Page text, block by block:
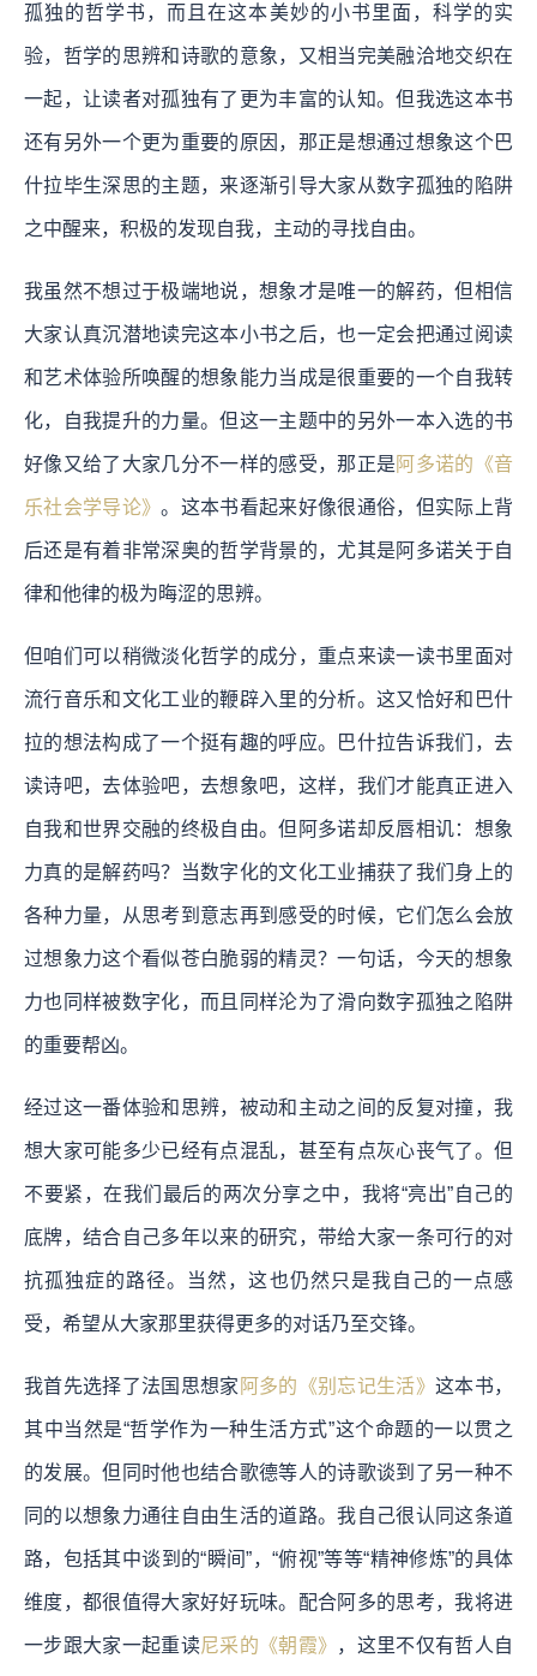
孤独的哲学书，而且在这本美妙的小书里面，科学的实
验，哲学的思辨和诗歌的意象，又相当完美融洽地交织在
一起，让读者对孤独有了更为丰富的认知。但我选这本书
还有另外一个更为重要的原因，那正是想通过想象这个巴
什拉毕生深思的主题，来逐渐引导大家从数字孤独的陷阱
之中醒来，积极的发现自我，主动的寻找自由。
我虽然不想过于极端地说，想象才是唯一的解药，但相信
大家认真沉潜地读完这本小书之后，也一定会把通过阅读
和艺术体验所唤醒的想象能力当成是很重要的一个自我转
化，自我提升的力量。但这一主题中的另外一本入选的书
好像又给了大家几分不一样的感受，那正是 阿多诺的《音
乐社会学导论》。这本书看起来好像很通俗，但实际上背
后还是有着非常深奥的哲学背景的，尤其是阿多诺关于自
律和他律的极为晦涩的思辨。
但咱们可以稍微淡化哲学的成分，重点来读一读书里面对
流行音乐和文化工业的鞭辟入里的分析。这又恰好和巴什
拉的想法构成了一个挺有趣的呼应。巴什拉告诉我们，去
读诗吧，去体验吧，去想象吧，这样，我们才能真正进入
自我和世界交融的终极自由。但阿多诺却反唇相讥：想象
力真的是解药吗？当数字化的文化工业捕获了我们身上的
各种力量，从思考到意志再到感受的时候，它们怎么会放
过想象力这个看似苍白脆弱的精灵？一句话，今天的想象
力也同样被数字化，而且同样沦为了滑向数字孤独之陷阱
的重要帮凶。
经过这一番体验和思辨，被动和主动之间的反复对撞，我
想大家可能多少已经有点混乱，甚至有点灰心丧气了。但
不要紧，在我们最后的两次分享之中，我将“亮出”自己的
底牌，结合自己多年以来的研究，带给大家一条可行的对
抗孤独症的路径。 当然，这也仍然只是我自己的一点感
受，希望从大家那里获得更多的对话乃至交锋。
我首先选择了法国思想家 阿多的《别忘记生活》这本书，
其中当然是“哲学作为一种生活方式”这个命题的一以贯之
的发展。但同时他也结合歌德等人的诗歌谈到了另一种不
同的以想象力通往自由生活的道路。我自己很认同这条道
路，包括其中谈到的“瞬间”，“俯视”等等“精神修炼”的具体
维度，都很值得大家好好玩味。配合阿多的思考，我将进
一步跟大家一起重读尼采的《朝霞》 ，这里不仅有哲人自